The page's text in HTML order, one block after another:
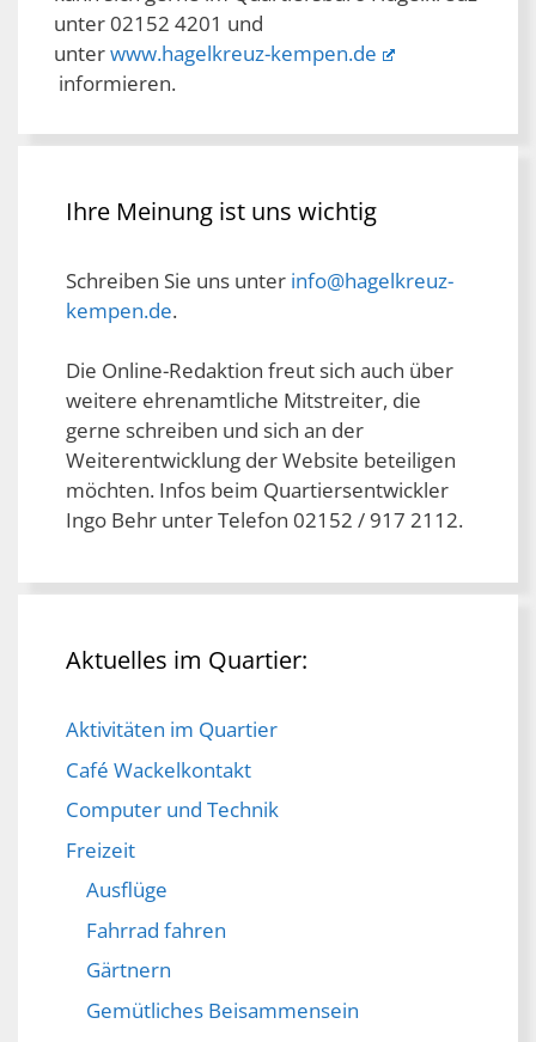
unter 02152 4201 und
unterwww.hagelkreuz-kempen.de
informieren.
Ihre Meinung ist uns wichtig
Schreiben Sie uns unter info@hagelkreuz-
kempen.de.
Die Online-Redaktion freut sich auch über
weitere ehrenamtliche Mitstreiter, die
gerne schreiben und sich an der
Weiterentwicklung der Website beteiligen
möchten. Infos beim Quartiersentwickler
Ingo Behr unter Telefon 02152 / 917 2112.
Aktuelles im Quartier:
Aktivitäten im Quartier
Café Wackelkontakt
Computer und Technik
Freizeit
Ausflüge
Fahrrad fahren
Gärtnern
Gemütliches Beisammensein